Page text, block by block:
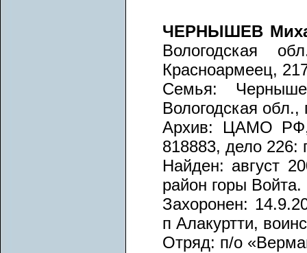
ЧЕРНЫШЕВ
Вологодская
Красноармеец,
Семья:
Вологодская
Архив: ЦАМО РФ,
818883, дело 226:
Найден: август
район горы Войта.
Захоронен:
п Алакуртти,
Отряд: п/о